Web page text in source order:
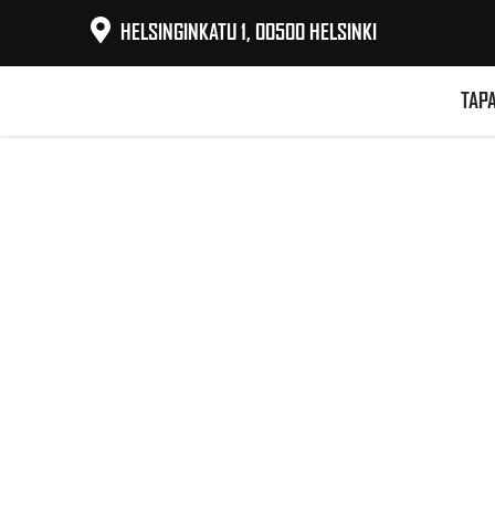
HELSINGINKATU 1, 00500 HELSINKI